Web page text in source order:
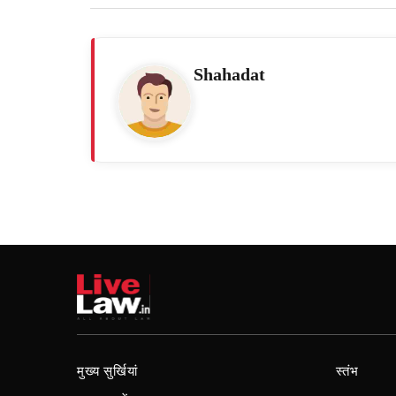
Shahadat
मुख्य सुर्खियां स्तंभ